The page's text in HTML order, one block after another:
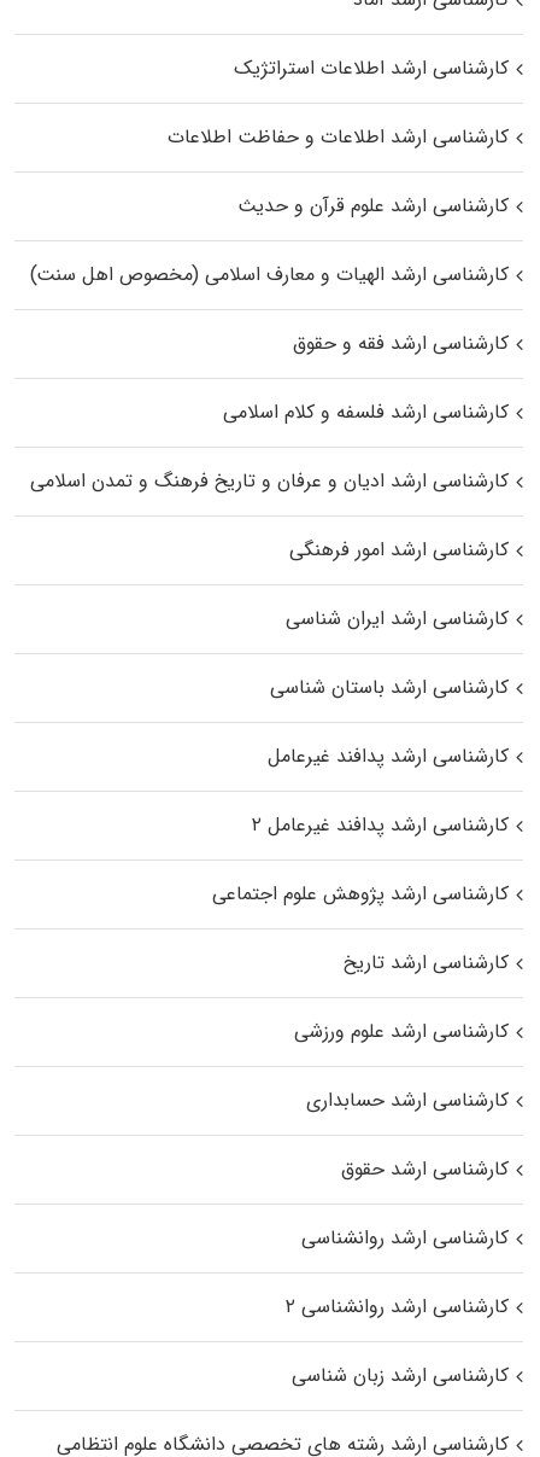
کارشناسی ارشد اطلاعات استراتژیک
کارشناسی ارشد اطلاعات و حفاظت اطلاعات
کارشناسی ارشد علوم قرآن و حدیث
کارشناسی ارشد الهیات و معارف اسلامی (مخصوص اهل سنت)
کارشناسی ارشد فقه و حقوق
کارشناسی ارشد فلسفه و کلام اسلامی
کارشناسی ارشد ادیان و عرفان و تاریخ فرهنگ و تمدن اسلامی
کارشناسی ارشد امور فرهنگی
کارشناسی ارشد ایران شناسی
کارشناسی ارشد باستان شناسی
کارشناسی ارشد پدافند غیرعامل
کارشناسی ارشد پدافند غیرعامل ۲
کارشناسی ارشد پژوهش علوم اجتماعی
کارشناسی ارشد تاریخ
کارشناسی ارشد علوم ورزشی
کارشناسی ارشد حسابداری
کارشناسی ارشد حقوق
کارشناسی ارشد روانشناسی
کارشناسی ارشد روانشناسی ۲
کارشناسی ارشد زبان شناسی
کارشناسی ارشد رﺷﺘﻪ ﻫﺎی تخصصی داﻧﺸﮕﺎه ﻋﻠﻮم انتظامی